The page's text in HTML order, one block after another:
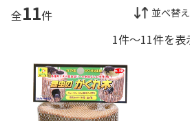
全11件 並べ替え
1件～11件を表